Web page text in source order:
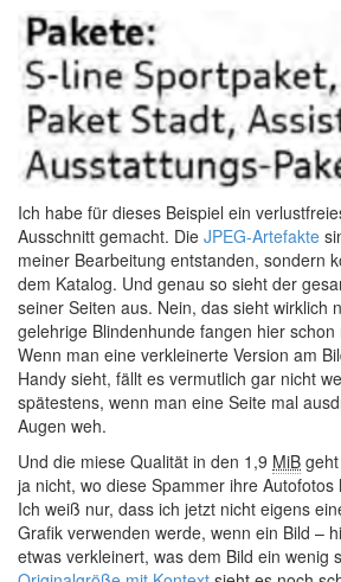
Ich habe für dieses Beispiel ein
Ausschnitt gemacht. Die JPEG-Artefakte
meiner Bearbeitung entstanden, sondern
dem Katalog. Und genau so sieht der
seiner Seiten aus. Nein, das sieht wirklich
gelehrige Blindenhunde fangen hier schon
Wenn man eine verkleinerte Version am
Handy sieht, fällt es vermutlich gar nicht
spätestens, wenn man eine Seite mal
Augen weh.
Und die miese Qualität in den 1,9 MiB
ja nicht, wo diese Spammer ihre
Ich weiß nur, dass ich jetzt nicht eigens
Grafik verwenden werde, wenn ein Bild –
etwas verkleinert, was dem Bild ein wenig